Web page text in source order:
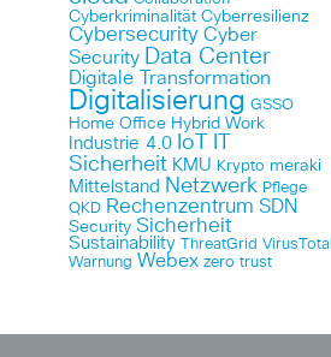
Cyberkriminalität Cyberresilienz
Cybersecurity Cyber
Security Data Center
Digitale Transformation
Digitalisierung GSSO
Home Office Hybrid Work
Industrie 4.0 IoT
Sicherheit KMU Krypto meraki
Mittelstand Netzwerk Pflege
QKD Rechenzentrum SDN
Security Sicherheit
Sustainability ThreatGrid VirusTotal
Warnung Webex zero trust